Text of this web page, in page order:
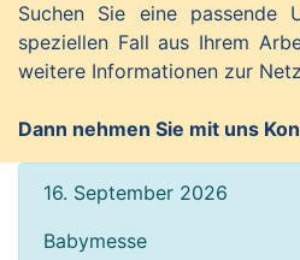
Suchen Sie eine passende
speziellen Fall aus Ihrem
weitere Informationen zur
Dann nehmen Sie mit uns
16. September 2026
Babymesse